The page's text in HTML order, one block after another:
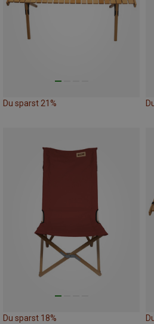
Du sparst 21%
Du sparst 18%